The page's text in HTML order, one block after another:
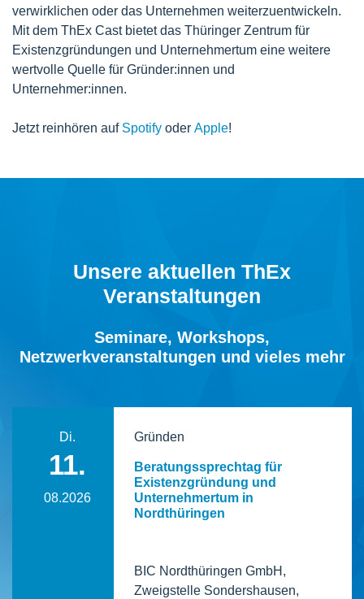
verwirklichen oder das Unternehmen weiterzuentwickeln.
Mit dem ThEx Cast bietet das Thüringer Zentrum für
Existenzgründungen und Unternehmertum eine weitere
wertvolle Quelle für Gründer:innen und
Unternehmer:innen.
Jetzt reinhören auf Spotify oder Apple!
Unsere aktuellen ThEx
Veranstaltungen
Seminare, Workshops,
Netzwerkveranstaltungen und vieles mehr
Di.
11.
08.2026
Gründen
Beratungssprechtag für
Existenzgründung und
Unternehmertum in
Nordthüringen
BIC Nordthüringen GmbH,
Zweigstelle Sondershausen,